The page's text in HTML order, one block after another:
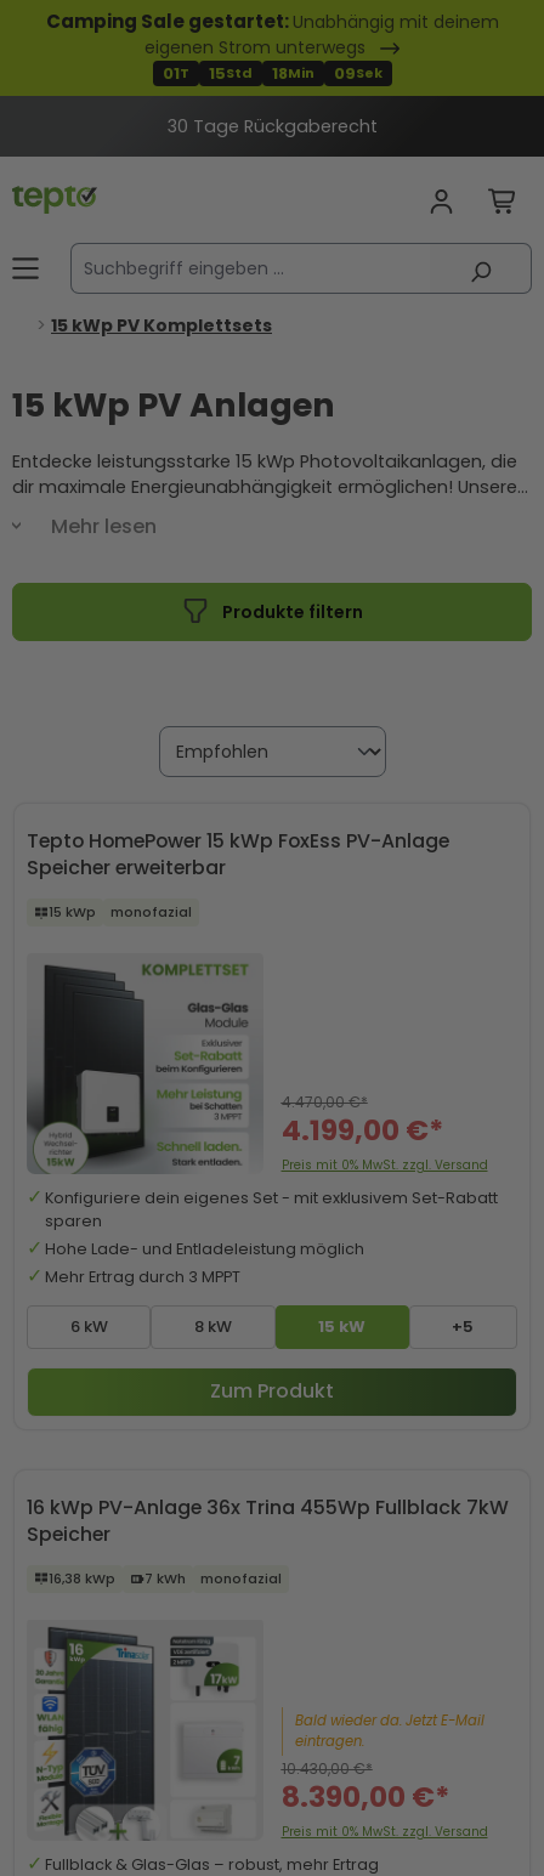
springen
Camping Sale gestartet: Unabhängig mit deinem
eigenen Strom unterwegs
01T 15Std 18Min 08Sek
30 Tage Rückgaberecht
15 kWp PV Komplettsets
15 kWp PV Anlagen
Entdecke leistungsstarke 15 kWp Photovoltaikanlagen, die
dir maximale Energieunabhängigkeit ermöglichen! Unsere
15 kWp Photovoltaikanlage Komplettsets sind perfekt für
größere Haushalte und gewerbliche Anwendungen, die
oder ohne Speicher – du hast die Wahl, welche Lösung am
besten zu deinem Energiebedarf passt.
Mehr lesen
Produkte filtern
Tepto HomePower 15 kWp FoxEss PV-Anlage
Speicher erweiterbar
15 kWp monofazial
6 kW 8 kW 15 kW +5
4.199,00 €*
4.470,00 €*
Preis mit 0% MwSt. zzgl. Versand
Konfiguriere dein eigenes Set - mit exklusivem Set-Rabatt
sparen
Hohe Lade- und Entladeleistung möglich
Mehr Ertrag durch 3 MPPT
Zum Produkt
16 kWp PV-Anlage 36x Trina 455Wp Fullblack 7kW
Speicher
16,38 kWp 7 kWh monofazial
Bald wieder da. Jetzt E-Mail
eintragen.
8.390,00 €*
10.430,00 €*
Preis mit 0% MwSt. zzgl. Versand
Fullblack & Glas-Glas – robust, mehr Ertrag